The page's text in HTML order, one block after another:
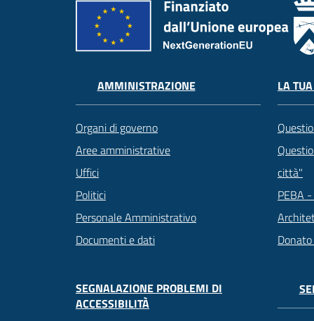
AMMINISTRAZIONE
Organi di governo
Aree amministrative
Uffici
Politici
Personale Amministrativo
Documenti e dati
LA
città"
PEBA
SEGNALAZIONE PROBLEMI DI
ACCESSIBILITÀ